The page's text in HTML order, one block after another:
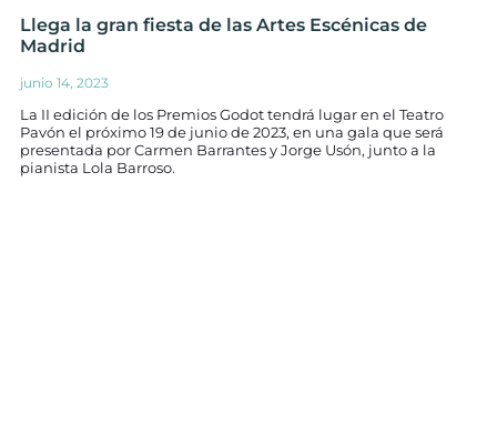
Llega la gran fiesta de las Artes Escénicas de
Madrid
junio 14, 2023
La II edición de los Premios Godot tendrá lugar en el Teatro
Pavón el próximo 19 de junio de 2023, en una gala que será
presentada por Carmen Barrantes y Jorge Usón, junto a la
pianista Lola Barroso.